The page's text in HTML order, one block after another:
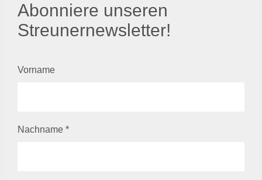
Abonniere unseren
Streunernewsletter!
Vorname
Nachname *